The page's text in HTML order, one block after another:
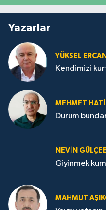
Yazarlar
YÜKSEL ERCAN
Kendimizi
MEHMET
Durum
NEVİN
Giyinmek
MAHMUT